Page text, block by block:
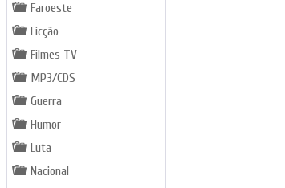
Faroeste
Ficção
Filmes TV
MP3/CDS
Guerra
Humor
Luta
Nacional